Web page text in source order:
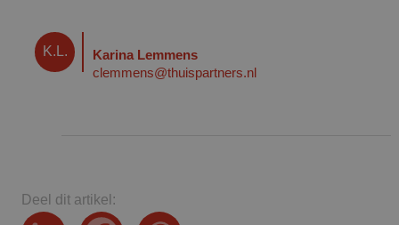
K.L.
Karina Lemmens
clemmens@thuispartners.nl
Deel dit artikel: